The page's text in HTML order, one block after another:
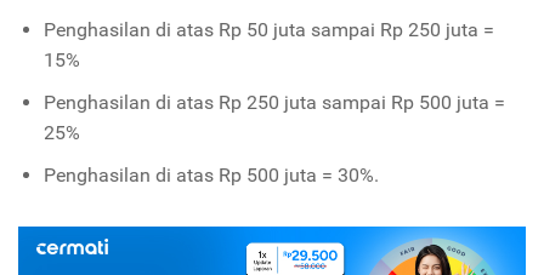
Penghasilan di atas Rp 50 juta sampai Rp 250 juta =
15%
Penghasilan di atas Rp 250 juta sampai Rp 500 juta =
25%
Penghasilan di atas Rp 500 juta = 30%.